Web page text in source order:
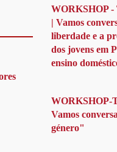
WORKSHOP
| Vamos
liberdade e a
dos jovens em
ensino
Vamos
género"